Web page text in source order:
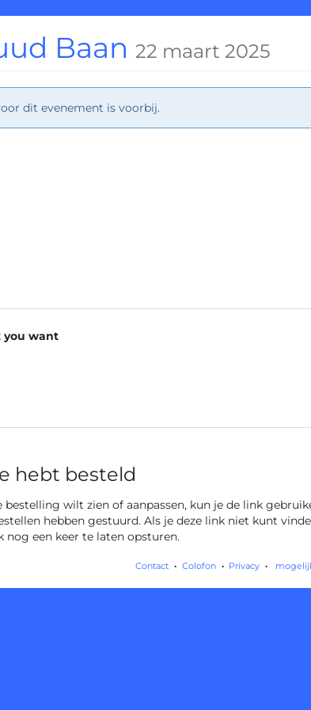
Baan 22 maart 2025
dit evenement is voorbij.
you want
hebt besteld
bestelling wilt zien of aanpassen, kun je de link
hebben gestuurd. Als je deze link niet kunt
een keer te laten opsturen.
Contact Colofon Privacy